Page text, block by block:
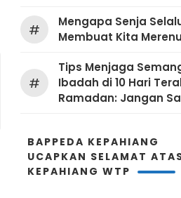
#
Mengapa Senja
Membuat Kita
#
Tips Menjaga
Ibadah di 10 Hari
Ramadan: Jangan
BAPPEDA KEPAHIANG
UCAPKAN SELAMAT
KEPAHIANG WTP